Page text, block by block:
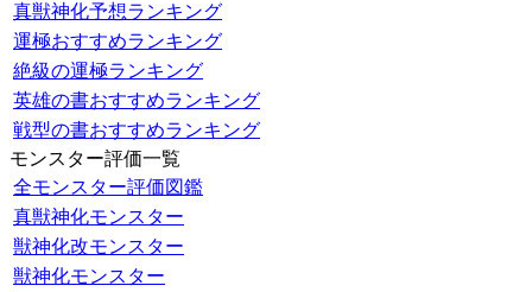
真獣神化予想ランキング
運極おすすめランキング
絶級の運極ランキング
英雄の書おすすめランキング
戦型の書おすすめランキング
モンスター評価一覧
全モンスター評価図鑑
真獣神化モンスター
獣神化改モンスター
獣神化モンスター